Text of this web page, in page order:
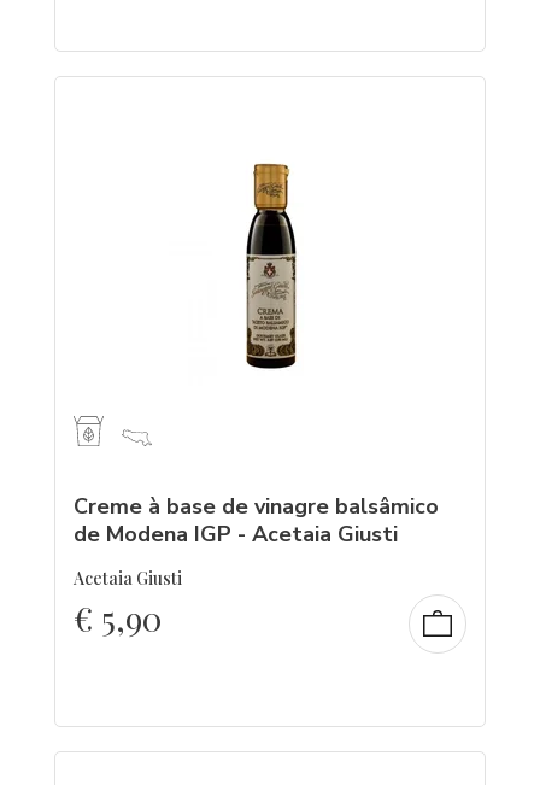
Creme à base de vinagre balsâmico
de Modena IGP - Acetaia Giusti
Acetaia Giusti
€ 5,90